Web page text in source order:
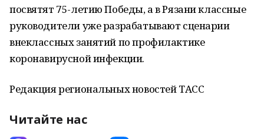
посвятят 75-летию Победы, а в Рязани классные
руководители уже разрабатывают сценарии
внеклассных занятий по профилактике
коронавирусной инфекции.
Редакция региональных новостей ТАСС
Читайте нас